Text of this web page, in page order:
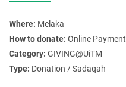
Where: Melaka
How to donate: Online
Category: GIVING@UiTM
Type: Donation / Sadaqah